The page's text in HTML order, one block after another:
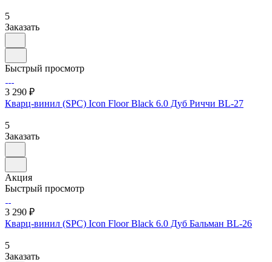
5
Заказать
Быстрый просмотр
3 290 ₽
Кварц-винил (SPC) Icon Floor Black 6.0 Дуб Риччи BL-27
5
Заказать
Акция
Быстрый просмотр
3 290 ₽
Кварц-винил (SPC) Icon Floor Black 6.0 Дуб Бальман BL-26
5
Заказать